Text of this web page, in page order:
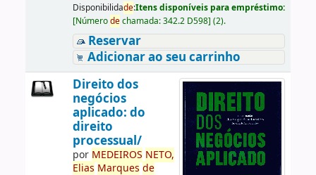
Disponibilidade:Itens disponíveis para empréstimo:
[Númerodechamada:342.2 D598] (2).
Reservar
Adicionar ao seu carrinho
Direito dos
negócios
aplicado: do
direito
processual/
por MEDEIROS NETO,
Elias Marques de